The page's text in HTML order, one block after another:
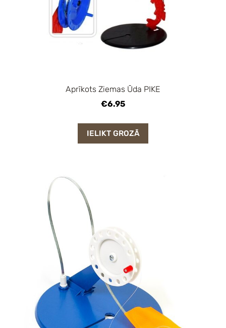
Aprīkots Ziemas Ūda PIKE
€6.95
IELIKT GROZĀ